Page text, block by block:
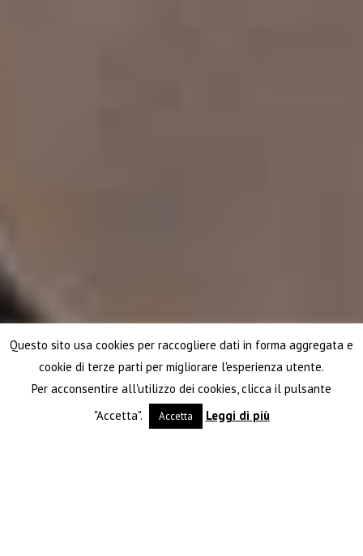
Questo sito usa cookies per raccogliere dati in forma aggregata e
cookie di terze parti per migliorare l'esperienza utente.
Per acconsentire all'utilizzo dei cookies, clicca il pulsante
"Accetta".
Accetta Leggi di più